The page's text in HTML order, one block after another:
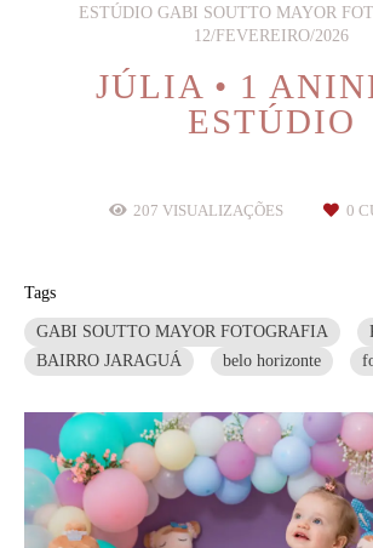
ESTÚDIO GABI SOUTTO MAYOR
12/FEVEREIRO/2026
JÚLIA • 1
ESTÚDIO
207 VISUALIZAÇÕES 0
Tags
GABI SOUTTO MAYOR FOTOGRAFIA
BAIRRO JARAGUÁ
belo horizonte